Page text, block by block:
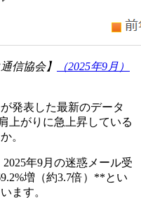
信協会】
（2025年9月）
発表した最新のデータ
上がりに急上昇している
。
年9月の迷惑メール受
増（約3.7倍）**とい
ます。